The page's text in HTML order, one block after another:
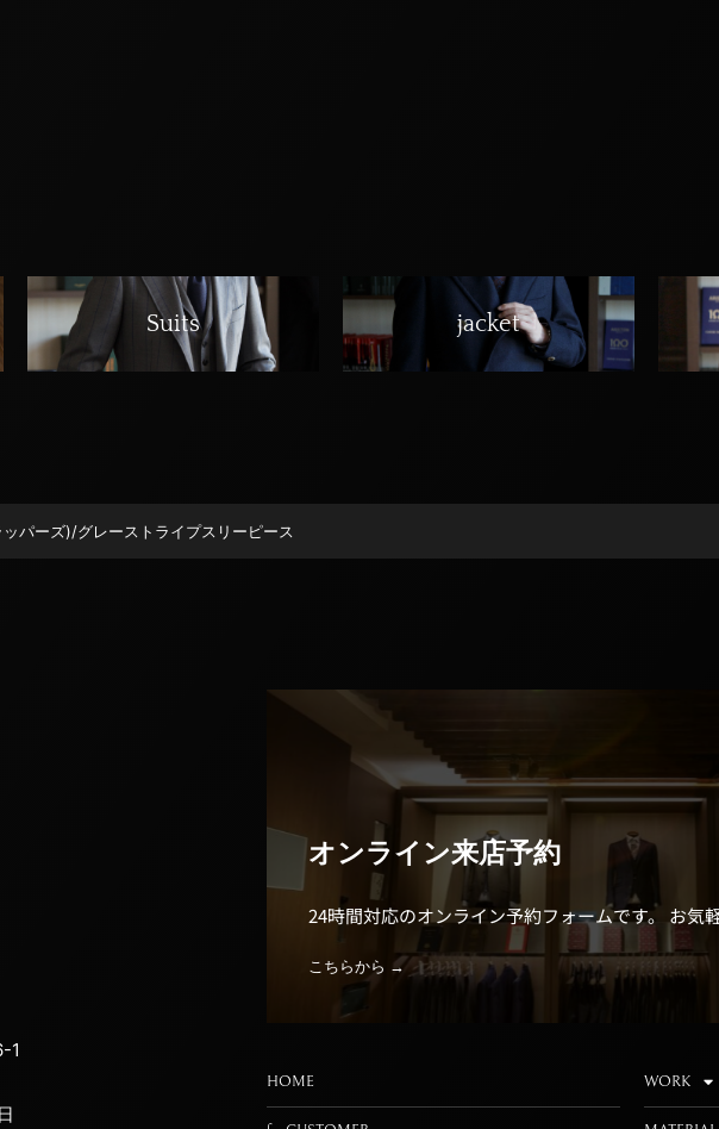
Suits jacket
ッパーズ)/グレーストライプスリーピース
1
オンライン来店予約
24時間対応のオンライン予約フォームです。 お気
こちらから →
HOME WORK